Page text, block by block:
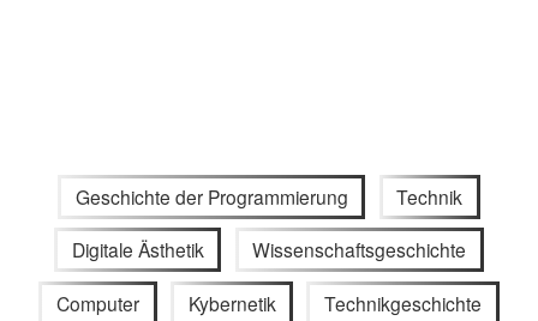
Geschichte der Programmierung Technik
Digitale Ästhetik Wissenschaftsgeschichte
Computer Kybernetik Technikgeschichte